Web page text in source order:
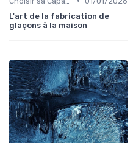
L'art de la fabrication de
glaçons à la maison